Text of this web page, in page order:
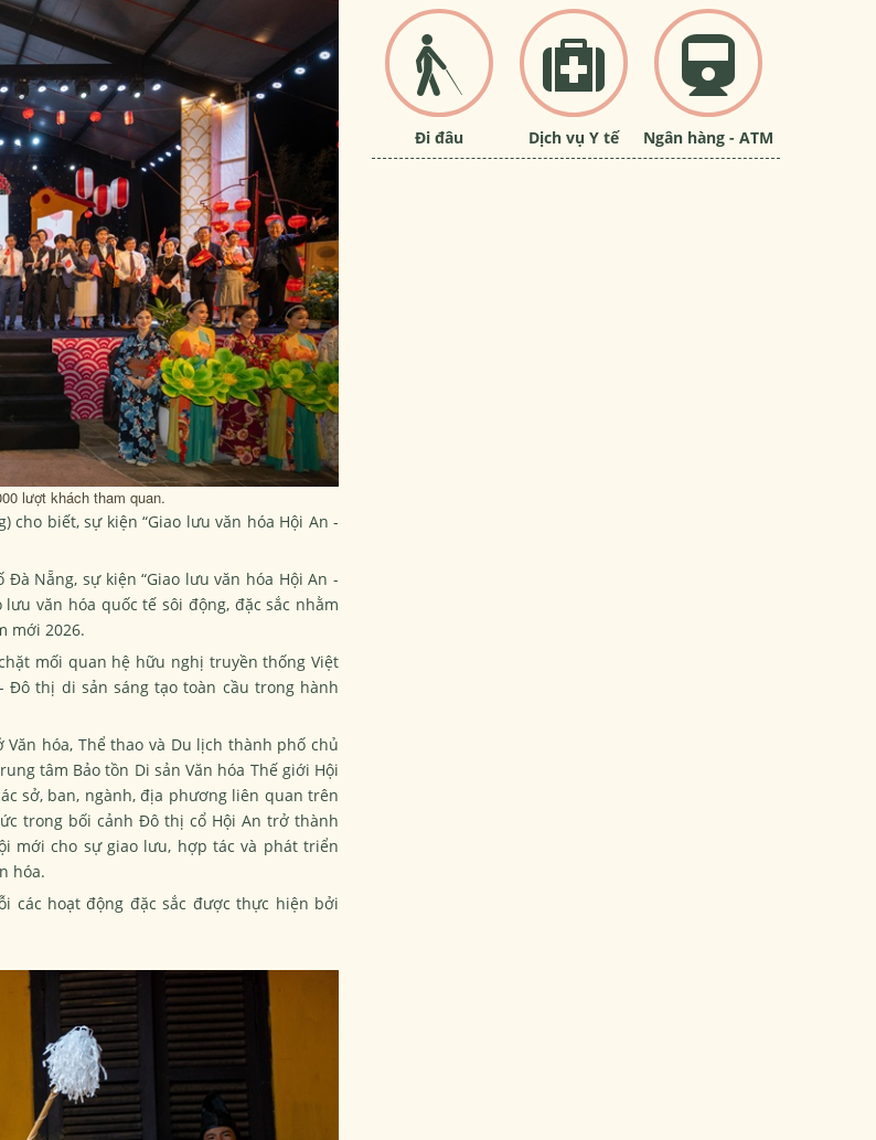
lượt khách tham quan.
cho biết, sự kiện “Giao lưu văn hóa Hội An -
Nẵng, sự kiện “Giao lưu văn hóa Hội An -
văn hóa quốc tế sôi động, đặc sắc nhằm
mới 2026.
mối quan hệ hữu nghị truyền thống Việt
Đô thị di sản sáng tạo toàn cầu trong hành
hóa, Thể thao và Du lịch thành phố chủ
tâm Bảo tồn Di sản Văn hóa Thế giới Hội
sở, ban, ngành, địa phương liên quan trên
trong bối cảnh Đô thị cổ Hội An trở thành
mới cho sự giao lưu, hợp tác và phát triển
hóa.
các hoạt động đặc sắc được thực hiện bởi
Đi đâu Dịch vụ Y tế Ngân hàng - ATM